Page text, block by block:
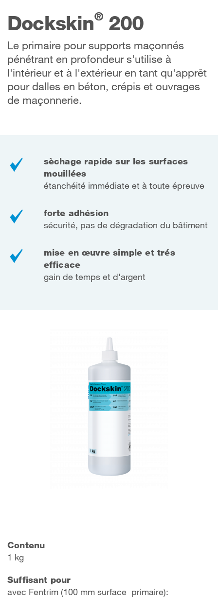
Dockskin®200
Le primaire pour supports maçonnés
pénétrant en profondeur s'utilise à
l'intérieur et à l'extérieur en tant qu'apprêt
pour dalles en béton, crépis et ouvrages
de maçonnerie.
sèchage rapide sur les surfaces
mouillées
étanchéité immédiate et à toute épreuve
forte adhésion
sécurité, pas de dégradation du bâtiment
mise en œuvre simple et trés
efficace
gain de temps et d'argent
Contenu
1 kg
Suffisant pour
avec Fentrim (100 mm surface primaire):